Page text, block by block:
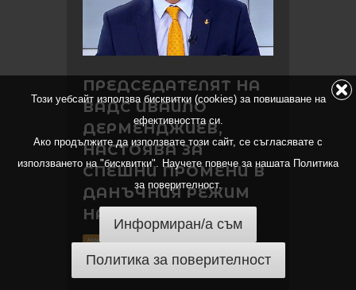
ПРЕДСЕДАТЕЛЯТ НА
ВАДС ИВАЙЛО
ДЕРМЕНДЖИЕВ,
НАСТОЯВА ЗА
СПЕШНИ ПРОМЕНИ В
ДАНЪЧНИЯ РЕЖИМ
НА АДВОКАТИТЕ
Новини
Снимка: vas.bg
Този уебсайт използва бисквитки (cookies) за повишаване на
ефективността си.
Ако продължите да използвате този сайт, се съгласявате с
използването на "бисквитки". Научете повече за нашата Политика
за поверителност.
Информиран/а съм
Политика за поверителност